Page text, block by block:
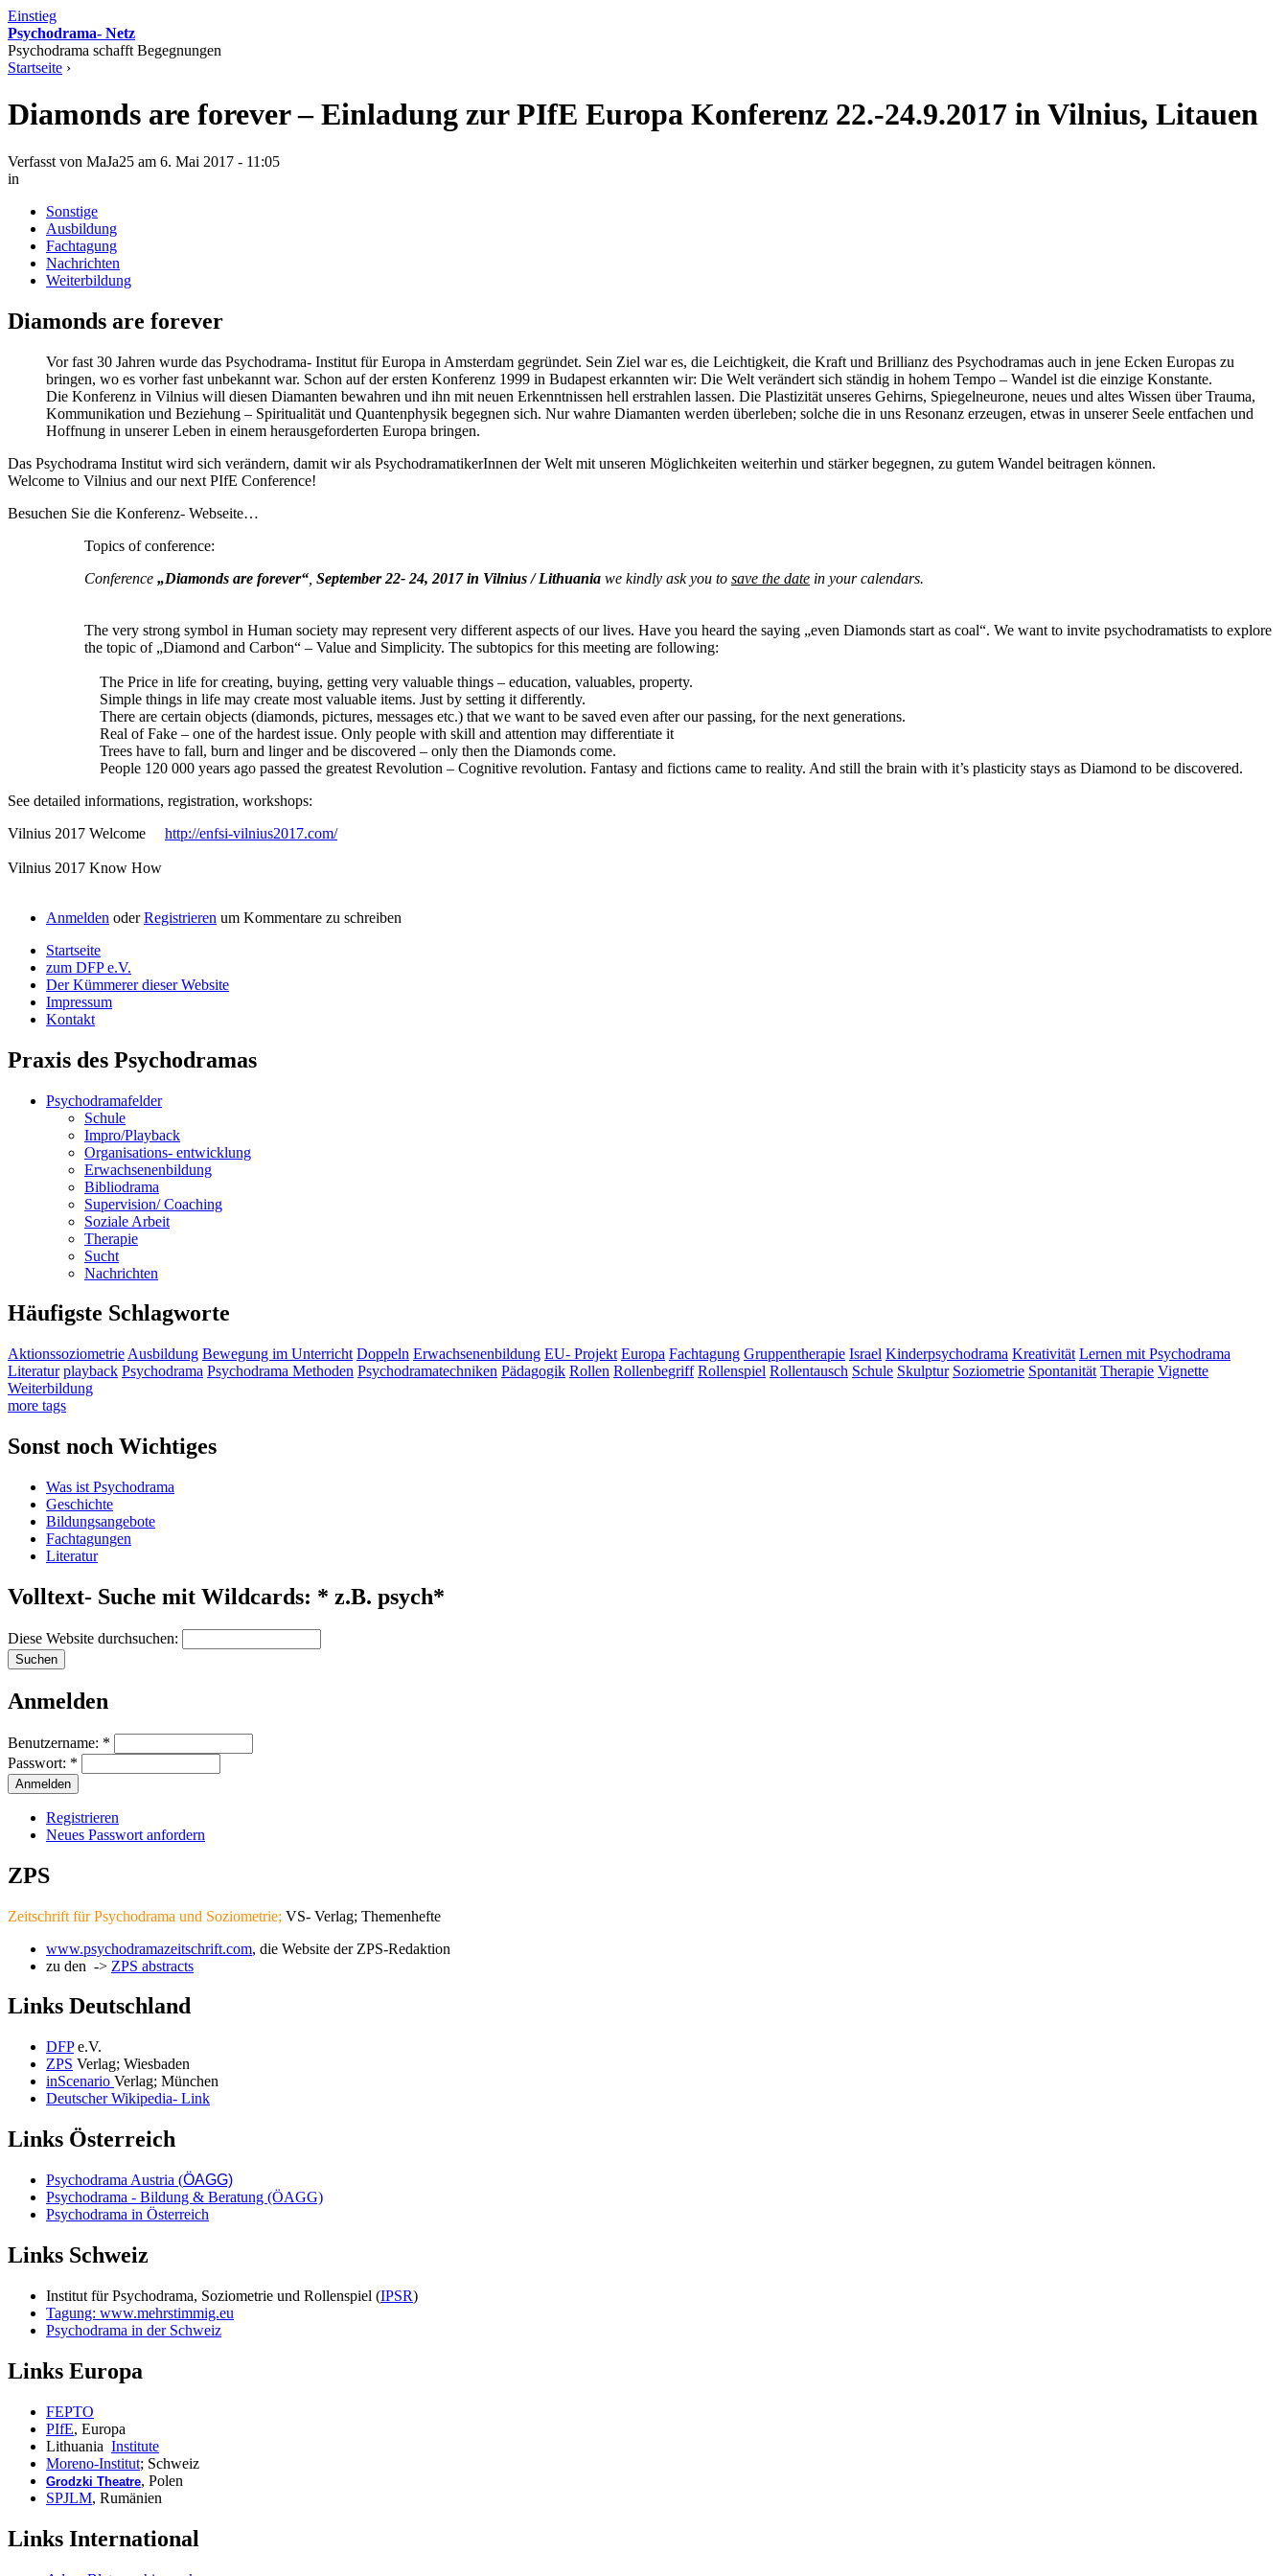
Einstieg
Psychodrama- Netz
Psychodrama schafft Begegnungen
Startseite ›
Diamonds are forever – Einladung zur PIfE Europa Konferenz 22.-24.9.2017 in Vilnius, Litauen
Verfasst von MaJa25 am 6. Mai 2017 - 11:05
in
Sonstige
Ausbildung
Fachtagung
Nachrichten
Weiterbildung
Diamonds are forever
Vor fast 30 Jahren wurde das Psychodrama- Institut für Europa in Amsterdam gegründet. Sein Ziel war es, die Leichtigkeit, die Kraft und Brillianz des Psychodramas auch in jene Ecken Europas zu
bringen, wo es vorher fast unbekannt war. Schon auf der ersten Konferenz 1999 in Budapest erkannten wir: Die Welt verändert sich ständig in hohem Tempo – Wandel ist die einzige Konstante.
Die Konferenz in Vilnius will diesen Diamanten bewahren und ihn mit neuen Erkenntnissen hell erstrahlen lassen. Die Plastizität unseres Gehirns, Spiegelneurone, neues und altes Wissen über Trauma,
Kommunikation und Beziehung – Spiritualität und Quantenphysik begegnen sich. Nur wahre Diamanten werden überleben; solche die in uns Resonanz erzeugen, etwas in unserer Seele entfachen und
Hoffnung in unserer Leben in einem herausgeforderten Europa bringen.
Das Psychodrama Institut wird sich verändern, damit wir als PsychodramatikerInnen der Welt mit unseren Möglichkeiten weiterhin und stärker begegnen, zu gutem Wandel beitragen können.
Welcome to Vilnius and our next PIfE Conference!
Besuchen Sie die Konferenz- Webseite…
Topics of conference:
Conference „Diamonds are forever“ September 22- 24, 2017 in Vilnius / Lithuania we kindly ask you to save the date in your calendars.
The very strong symbol in Human society may represent very different aspects of our lives. Have you heard the saying „even Diamonds start as coal“. We want to invite psychodramatists to explore
the topic of „Diamond and Carbon“ – Value and Simplicity. The subtopics for this meeting are following:
The Price in life for creating, buying, getting very valuable things – education, valuables, property.
Simple things in life may create most valuable items. Just by setting it differently.
There are certain objects (diamonds, pictures, messages etc.) that we want to be saved even after our passing, for the next generations.
Real of Fake – one of the hardest issue. Only people with skill and attention may differentiate it
Trees have to fall, burn and linger and be discovered – only then the Diamonds come.
People 120 000 years ago passed the greatest Revolution – Cognitive revolution. Fantasy and fictions came to reality. And still the brain with it’s plasticity stays as Diamond to be discovered.
See detailed informations, registration, workshops:
Vilnius 2017 Welcome http://enfsi-vilnius2017.com/
Vilnius 2017 Know How
Anmelden oderRegistrieren um Kommentare zu schreiben
Startseite
zum DFP e.V.
Der Kümmerer dieser Website
Impressum
Kontakt
Praxis des Psychodramas
Psychodramafelder
Schule
Impro/Playback
Organisations- entwicklung
Erwachsenenbildung
Bibliodrama
Supervision/ Coaching
Soziale Arbeit
Therapie
Sucht
Nachrichten
Häufigste Schlagworte
Aktionssoziometrie Ausbildung Bewegung im Unterricht Doppeln Erwachsenenbildung EU- Projekt Europa Fachtagung Gruppentherapie Israel Kinderpsychodrama Kreativität Lernen mit Psychodrama
Literatur playback Psychodrama Psychodrama Methoden Psychodramatechniken Pädagogik Rollen Rollenbegriff Rollenspiel Rollentausch Schule Skulptur Soziometrie Spontanität Therapie Vignette
Weiterbildung
more tags
Sonst noch Wichtiges
Was ist Psychodrama
Geschichte
Bildungsangebote
Fachtagungen
Literatur
Volltext- Suche mit Wildcards: * z.B. psych*
Diese Website durchsuchen:
Anmelden
Benutzername: *
Passwort: *
Registrieren
Neues Passwort anfordern
ZPS
Zeitschrift für Psychodrama und Soziometrie; VS- Verlag; Themenhefte
www.psychodramazeitschrift.com, die Website der ZPS-Redaktion
zu den -> ZPS abstracts
Links Deutschland
DFPe.V.
ZPS Verlag; Wiesbaden
inScenario Verlag; München
Deutscher Wikipedia- Link
Links Österreich
Psychodrama Austria (ÖAGG)
Psychodrama - Bildung & Beratung (ÖAGG)
Psychodrama in Österreich
Links Schweiz
Institut für Psychodrama, Soziometrie und Rollenspiel (IPSR)
Tagung: www.mehrstimmig.eu
Psychodrama in der Schweiz
Links Europa
FEPTO
PIfE, Europa
Lithuania Institute
Moreno-Institut; Schweiz
Grodzki Theatre, Polen
SPJLM, Rumänien
Links International